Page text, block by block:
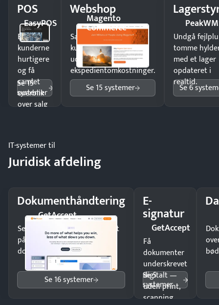
POS
EasyPOS
Ekspedér
kunderne
hurtigere
og få
samlet
overblik
over salg
Se 15
systemer
Webshop
Magento
Commerce
Sælg produkter 24/7 til
kunder i hele landet
uden
ekspedientomkostninger.
Se 15 systemer
Undgå
tomme
med et lager
opdateret i
realtid.
Se 6
IT-systemer til
Juridisk afdeling
Dokumenthåndtering
GetAccept
Send kontrakter til underskrift
på minutter og mist ingen
dokumenter.
Se 16 systemer
E-
signatur
GetAccept
Få
dokumenter
underskrevet
digitalt —
uden print,
scanning
Se 5
systemer